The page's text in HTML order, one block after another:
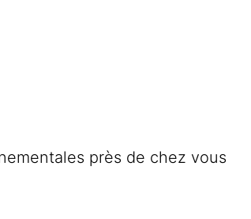
près de chez vous